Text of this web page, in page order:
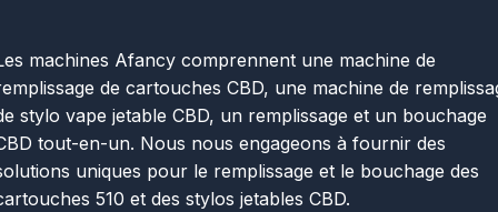
machines Afancy comprennent une machine de
de cartouches CBD, une machine de
stylo vape jetable CBD, un remplissage et un bouchage
tout-en-un. Nous nous engageons à fournir des
uniques pour le remplissage et le bouchage des
510 et des stylos jetables CBD.